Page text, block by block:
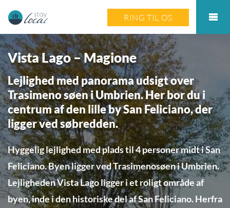
RING TIL OS
Vista Lago – Magione
Lejlighed med panorama udsigt over
Trasimeno søen i Umbrien. Her bor du i
centrum af den lille by San Feliciano, der
ligger ved søbredden.
Hyggelig lejlighed med plads til 4 personer midt i San
Feliciano. Byen ligger ved Trasimenosøen i Umbrien.
Lejligheden Vista Lago ligger i et roligt område af
byen, inde i den historiske del af San Feliciano. Herfra